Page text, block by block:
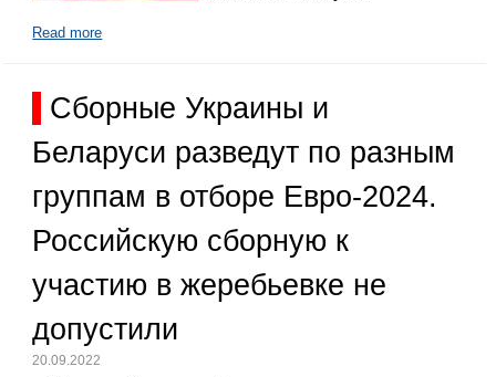
Read more
Сборные Украины и
Беларуси разведут по разным
группам в отборе Евро-2024.
Российскую сборную к
участию в жеребьевке не
допустили
20.09.2022